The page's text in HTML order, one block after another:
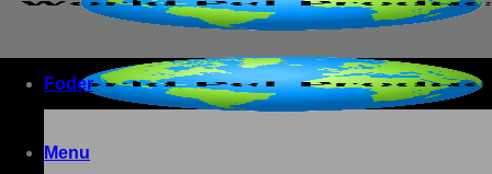
Menu
Foder